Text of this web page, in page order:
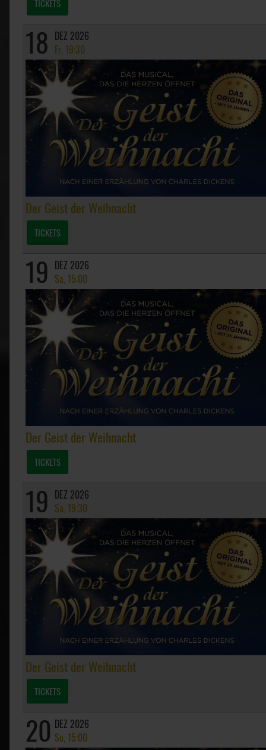
TICKETS
18 DEZ 2026
Fr, 19:30
Der Geist der Weihnacht
TICKETS
19 DEZ 2026
Sa, 15:00
Der Geist der Weihnacht
TICKETS
19 DEZ 2026
Sa, 19:30
Der Geist der Weihnacht
TICKETS
20 DEZ 2026
So, 15:00